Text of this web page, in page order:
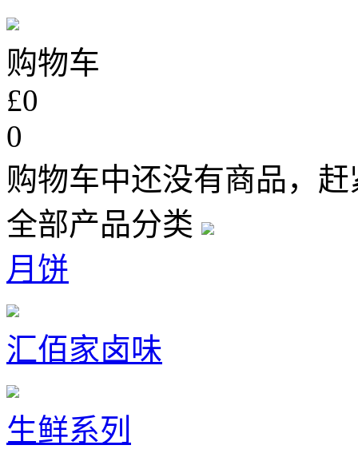
购物车
£0
0
购物车中还没有商品，
全部产品分类
月饼
汇佰家卤味
生鲜系列